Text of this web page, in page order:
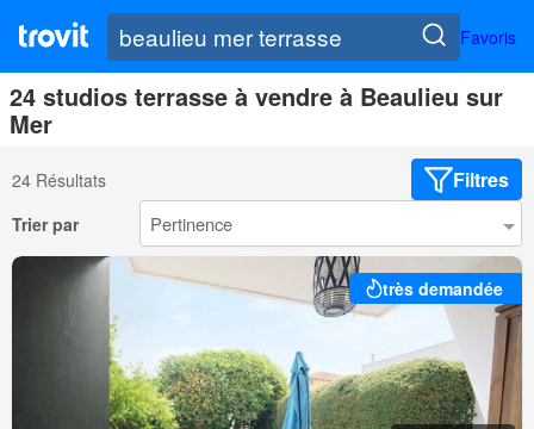
Favoris
24 studios terrasse à vendre à Beaulieu sur
Mer
24 Résultats Filtres
Trier par
très demandée